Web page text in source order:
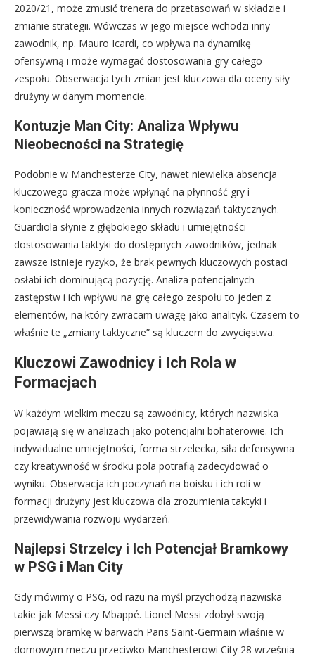
2020/21, może zmusić trenera do przetasowań w składzie i
zmianie strategii. Wówczas w jego miejsce wchodzi inny
zawodnik, np. Mauro Icardi, co wpływa na dynamikę
ofensywną i może wymagać dostosowania gry całego
zespołu. Obserwacja tych zmian jest kluczowa dla oceny siły
drużyny w danym momencie.
Kontuzje Man City: Analiza Wpływu
Nieobecności na Strategię
Podobnie w Manchesterze City, nawet niewielka absencja
kluczowego gracza może wpłynąć na płynność gry i
konieczność wprowadzenia innych rozwiązań taktycznych.
Guardiola słynie z głębokiego składu i umiejętności
dostosowania taktyki do dostępnych zawodników, jednak
zawsze istnieje ryzyko, że brak pewnych kluczowych postaci
osłabi ich dominującą pozycję. Analiza potencjalnych
zastępstw i ich wpływu na grę całego zespołu to jeden z
elementów, na który zwracam uwagę jako analityk. Czasem to
właśnie te „zmiany taktyczne” są kluczem do zwycięstwa.
Kluczowi Zawodnicy i Ich Rola w
Formacjach
W każdym wielkim meczu są zawodnicy, których nazwiska
pojawiają się w analizach jako potencjalni bohaterowie. Ich
indywidualne umiejętności, forma strzelecka, siła defensywna
czy kreatywność w środku pola potrafią zadecydować o
wyniku. Obserwacja ich poczynań na boisku i ich roli w
formacji drużyny jest kluczowa dla zrozumienia taktyki i
przewidywania rozwoju wydarzeń.
Najlepsi Strzelcy i Ich Potencjał Bramkowy
w PSG i Man City
Gdy mówimy o PSG, od razu na myśl przychodzą nazwiska
takie jak Messi czy Mbappé. Lionel Messi zdobył swoją
pierwszą bramkę w barwach Paris Saint-Germain właśnie w
domowym meczu przeciwko Manchesterowi City 28 września